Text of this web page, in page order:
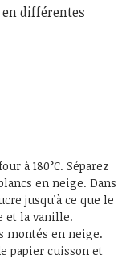
en différentes
à 180°C. Séparez
en neige. Dans
jusqu’à ce que le
et la vanille.
montés en neige.
papier cuisson et